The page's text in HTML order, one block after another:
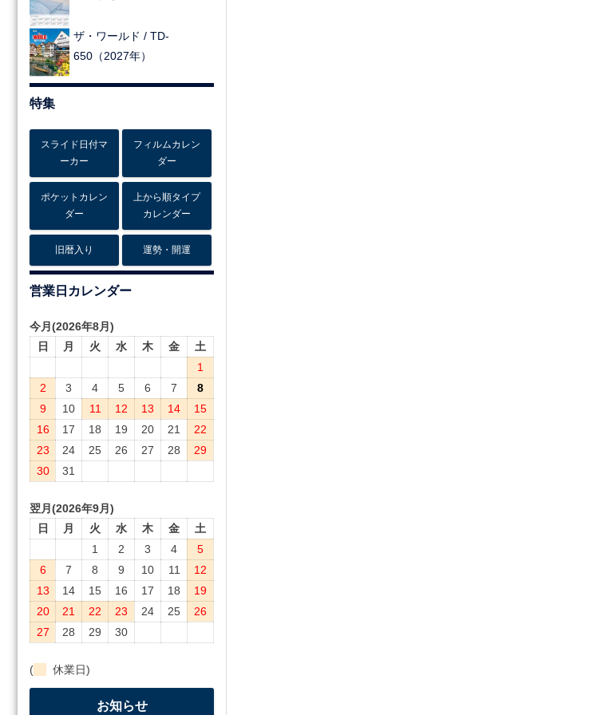
ザ・ワールド / TD-
650（2027年）
特集
スライド日付マ
ーカー
フィルムカレン
ダー
ポケットカレン
ダー
上から順タイプ
カレンダー
旧暦入り 運勢・開運
営業日カレンダー
今月(2026年8月)
日
月 火 水 木 金
土
1
2
3 4 5 6 7
8
9
10 11 12 13 14
15
16
17 18 19 20 21
22
23
24 25 26 27 28
29
30
31
翌月(2026年9月)
日
月 火 水 木 金
土
1
2 3 4
5
6
7 8 9 10 11
12
13
14 15 16 17 18
19
20
21 22 23 24 25
26
27
28 29 30
( 休業日)
お知らせ